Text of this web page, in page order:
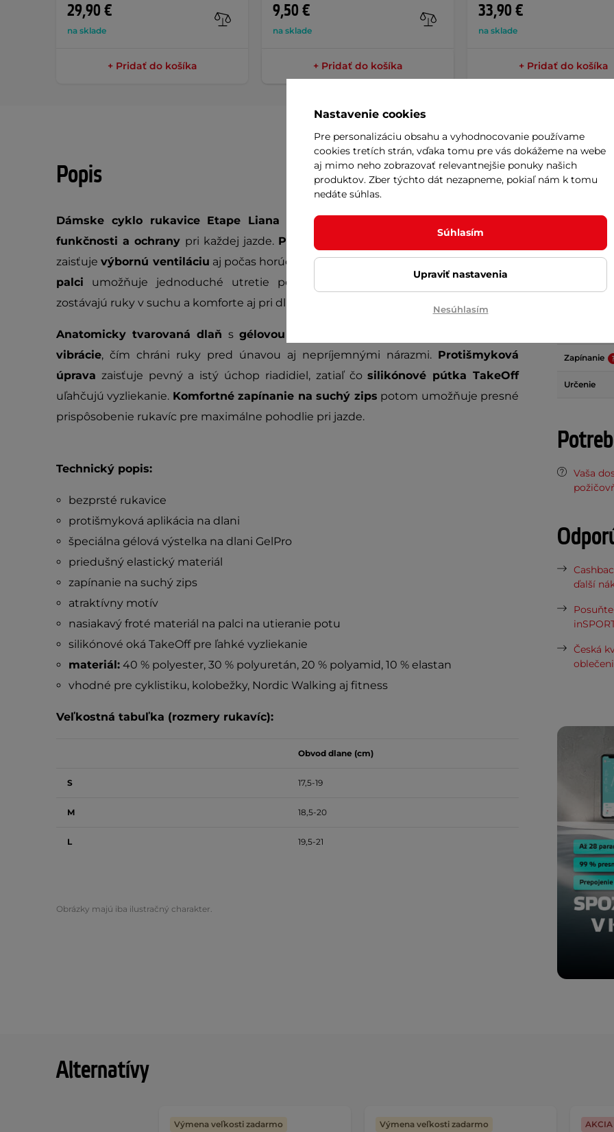
29,90 €
na sklade
+ Pridať do košíka
9,50 €
na sklade
+ Pridať do košíka
33,90 €
na sklade
+ Pridať do košíka
Popis
Dámske cyklo rukavice Etape Liana ponúkajú ideálnu kombináciu
funkčnosti a ochrany pri každej jazde. Priedušný a elastický materiál
zaisťujevýbornú ventiláciu aj počas horúcich dní, zatiaľ čoantibakteriálne froté na
palci umožňuje jednoduché utretie potu bez prerušenia jazdy. Vďaka tomu
zostávajú ruky v suchu a komforte aj pri dlhších alebo náročnejších trasách.
Anatomicky tvarovaná dlaň s gélovou výstelkou GelPro
vibrácie, čím chráni ruky pred únavou aj nepríjemnými nárazmi. Protišmyková
úprava zaisťuje pevný a istý úchop riadidiel, zatiaľ čosilikónové pútka TakeOff
uľahčujú vyzliekanie. Komfortné zapínanie na suchý zips potom umožňuje presné
prispôsobenie rukavíc pre maximálne pohodlie pri jazde.
Technický popis:
bezprsté rukavice
protišmyková aplikácia na dlani
špeciálna gélová výstelka na dlani GelPro
priedušný elastický materiál
zapínanie na suchý zips
atraktívny motív
nasiakavý froté materiál na palci na utieranie potu
silikónové oká TakeOff pre ľahké vyzliekanie
materiál:40 % polyester, 30 % polyuretán, 20 % polyamid, 10 % elastan
vhodné pre cyklistiku, kolobežky, Nordic Walking aj fitness
Veľkostná tabuľka (rozmery rukavíc):
Obvod dlane (cm)
S 17,5-19
M 18,5-20
L 19,5-21
Obrázky majú iba ilustračný charakter.
Materiál
Sieťka na
Zapínanie
Určenie
Vaša
ďalší
Česká
Alternatívy
Výmena veľkosti zadarmo Výmena veľkosti zadarmo AKCIA
Nastavenie cookies
Pre personalizáciu obsahu a vyhodnocovanie používame
cookies tretích strán, vďaka tomu pre vás dokážeme na webe
aj mimo neho zobrazovať relevantnejšie ponuky našich
produktov. Zber týchto dát nezapneme, pokiaľ nám k tomu
nedáte súhlas.
Súhlasím
Upraviť nastavenia
Nesúhlasím